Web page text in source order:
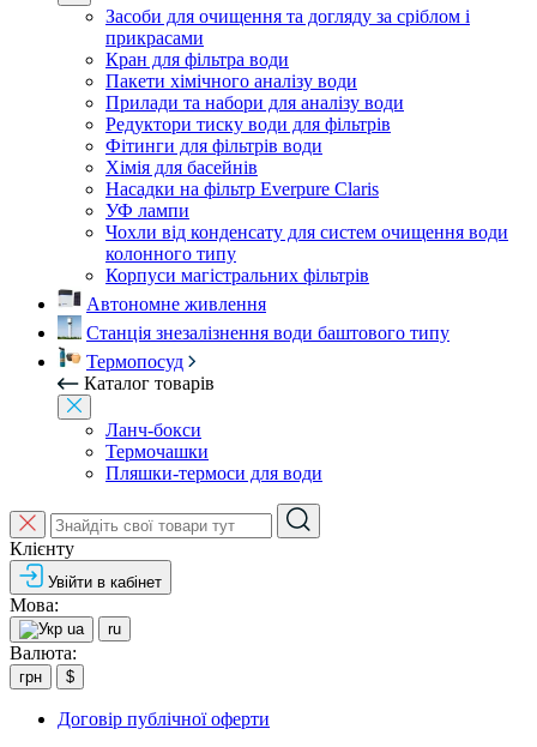
Засоби для очищення та догляду за сріблом і
прикрасами
Кран для фільтра води
Пакети хімічного аналізу води
Прилади та набори для аналізу води
Редуктори тиску води для фільтрів
Фітинги для фільтрів води
Хімія для басейнів
Насадки на фільтр Everpure Claris
УФ лампи
Чохли від конденсату для систем очищення води
колонного типу
Корпуси магістральних фільтрів
Автономне живлення
Станція знезалізнення води баштового типу
Термопосуд
Каталог товарів
Ланч-бокси
Термочашки
Пляшки-термоси для води
Клієнту
Увійти в кабінет
Мова:
ua ru
Валюта:
грн $
Договір публічної оферти